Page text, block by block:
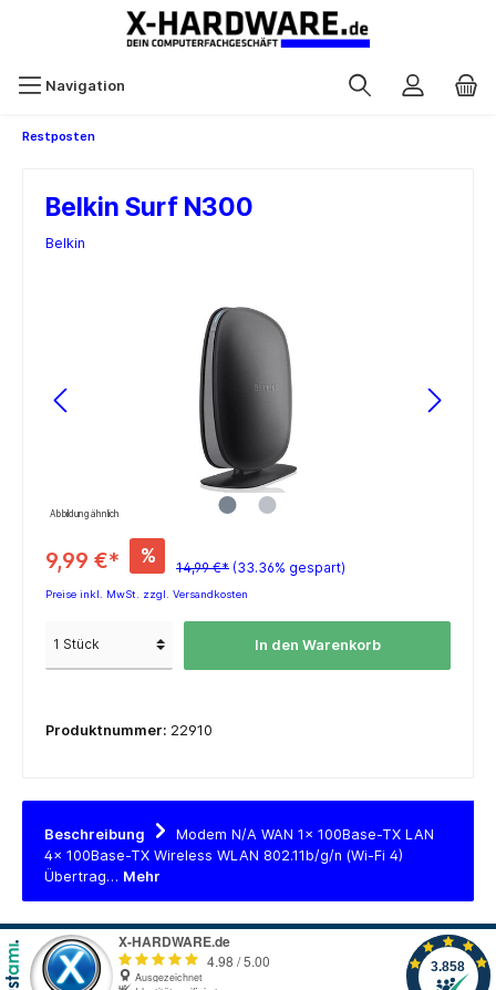
Navigation
Restposten
Belkin Surf N300
Belkin
Abbildung ähnlich
9,99 €* %
14,99 €* (33.36% gespart)
Preise inkl. MwSt. zzgl. Versandkosten
In den Warenkorb
Produktnummer: 22910
Beschreibung
Modem N/​A WAN 1x 100Base-TX LAN
4x 100Base-TX Wireless WLAN 802.11b/​g/​n (Wi-Fi 4)
Übertrag… Mehr